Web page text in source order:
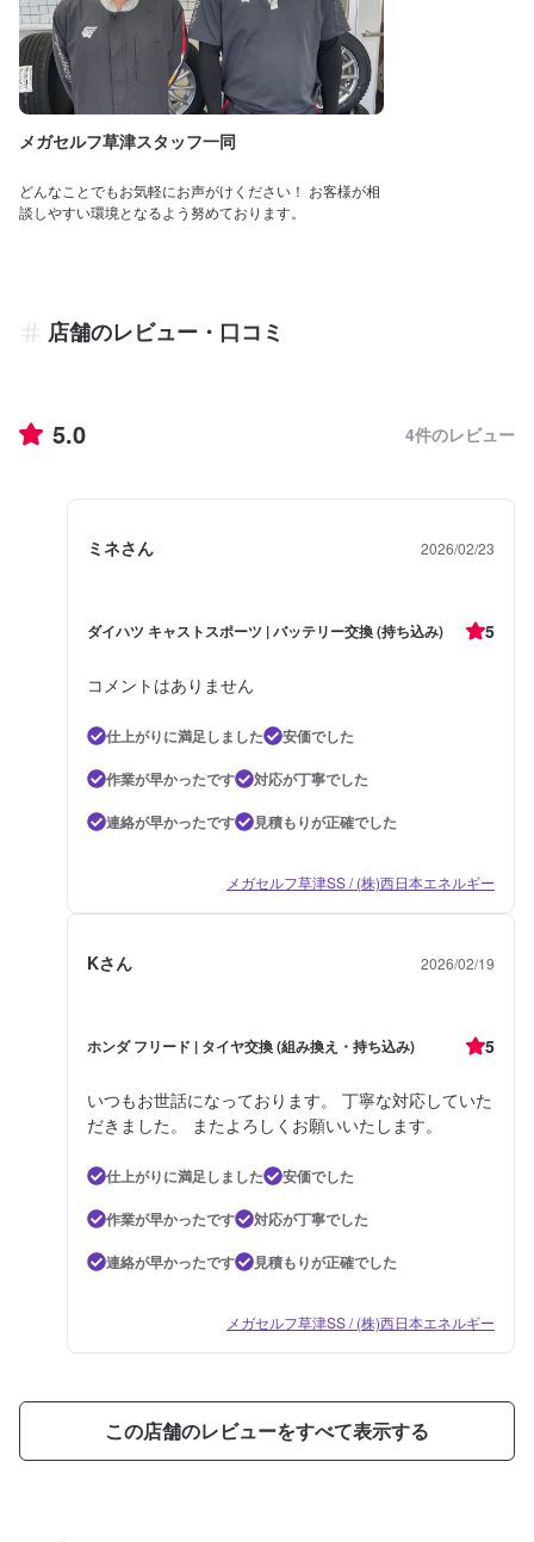
メガセルフ草津スタッフ一同
どんなことでもお気軽にお声がけください！ お客様が相
談しやすい環境となるよう努めております。
店舗のレビュー・口コミ
5.0 4件のレビュー
ミネさん 2026/02/23
ダイハツ キャストスポーツ | バッテリー交換 (持ち込み) 5
コメントはありません
仕上がりに満足しました
安価でした
作業が早かったです
対応が丁寧でした
連絡が早かったです
見積もりが正確でした
メガセルフ草津SS / (株)西日本エネルギー
Kさん 2026/02/19
ホンダ フリード | タイヤ交換 (組み換え・持ち込み) 5
いつもお世話になっております。 丁寧な対応していた
だきました。 またよろしくお願いいたします。
仕上がりに満足しました
安価でした
作業が早かったです
対応が丁寧でした
連絡が早かったです
見積もりが正確でした
メガセルフ草津SS / (株)西日本エネルギー
この店舗のレビューをすべて表示する